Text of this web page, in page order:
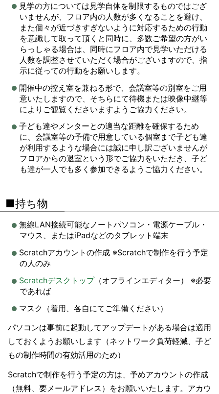
見学の方については見学自体を制限するものではござ
いませんが、フロア内の人数が多くなることを避け、
また個々が近づきすぎないように対応するための行動
を意識して取って頂くと同時に、多数ご希望の方がい
らっしゃる場合は、同時にフロア内で見学いただける
人数を調整させていただく場合がございますので、指
示に従っての行動をお願いします。
開催中の控え室を兼ねる形で、会議室等の別室をご用
意いたしますので、そちらにて待機または映像中継等
によりご観覧くださいますようご協力ください。
子ども達やメンターとの適当な距離を確保するため
に、会議室等の予備で用意している個室まで子ども達
が利用するような場合には誠に申し訳ございませんが
フロアからの退室という形でご協力をいただき、子ど
も達が一人でも多く参加できるようご協力ください。
■持ち物
無線LAN接続可能なノートパソコン・電源ケーブル・
マウス、またはiPadなどのタブレット端末
Scratchアカウントの作成 ※Scratchで制作を行う予定
の人のみ
Scratchデスクトップ（オフラインエディター） ※必要
であれば
マスク（着用、各自にてご準備ください）
パソコンは事前に起動してアップデートがある場合は適用
しておくようお願いします（ネットワーク負荷軽減、子ど
もの制作時間の有効活用のため）
Scratchで制作を行う予定の方は、予めアカウントの作成
（無料、要メールアドレス）をお願いいたします。アカウ